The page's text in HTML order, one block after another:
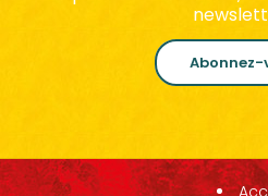
Abonnez-